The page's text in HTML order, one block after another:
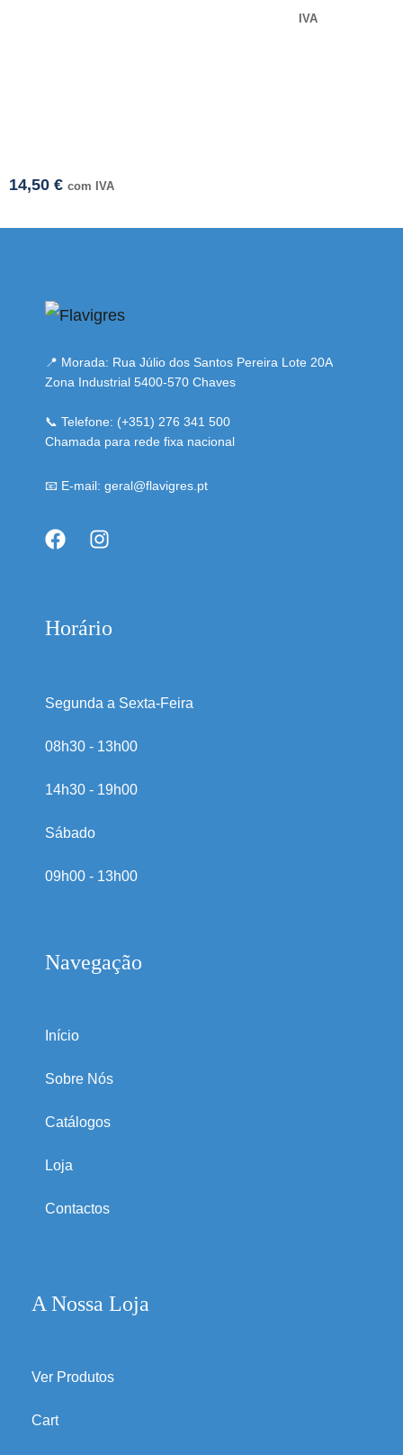
IVA
14,50 € com IVA
📍 Morada: Rua Júlio dos Santos Pereira Lote 20A
Zona Industrial 5400-570 Chaves
📞 Telefone: (+351) 276 341 500
Chamada para rede fixa nacional
📧 E-mail: geral@flavigres.pt
Horário
Segunda a Sexta-Feira
08h30 - 13h00
14h30 - 19h00
Sábado
09h00 - 13h00
Navegação
Início
Sobre Nós
Catálogos
Loja
Contactos
A Nossa Loja
Ver Produtos
Cart